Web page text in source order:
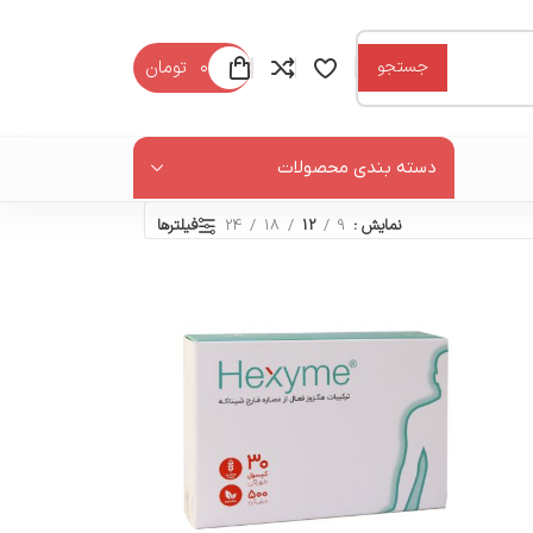
جستجو ۰ تومان
دسته بندی محصولات
نمایش 9
12
18
24 فیلترها